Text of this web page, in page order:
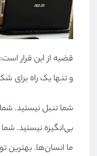
قضیه از این قرار
و تنها یک راه برای
شما تنبل نیستید.
بی‌انگیزه نیستید.
ما انسان‌ها. بهترین